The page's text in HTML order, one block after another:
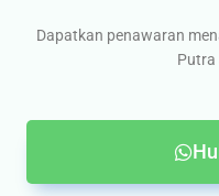
Dapatkan penawaran
Putra